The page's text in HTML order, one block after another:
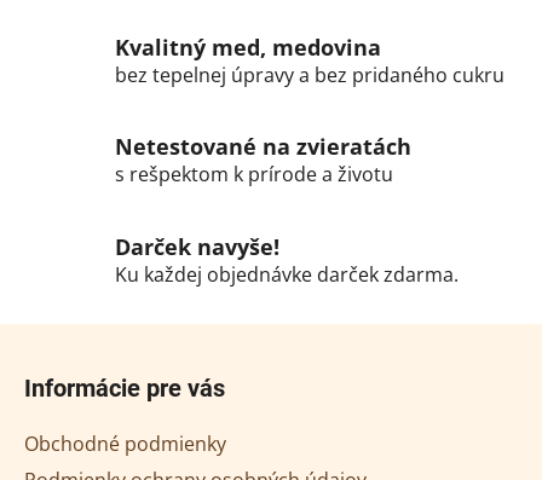
r
v
v
ý
i
s
u
Kvalitný med, medovina
bez tepelnej úpravy a bez pridaného cukru
Netestované na zvieratách
s rešpektom k prírode a životu
Darček navyše!
Ku každej objednávke darček zdarma.
Informácie pre vás
Obchodné podmienky